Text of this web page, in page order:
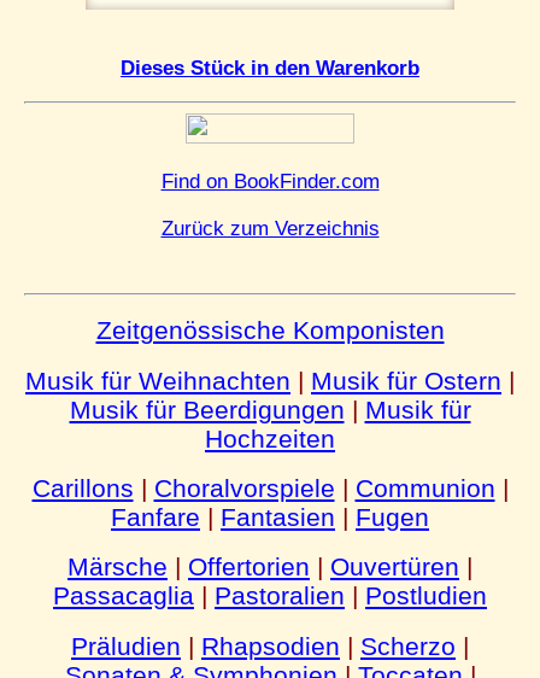
Dieses Stück in den Warenkorb
Find on BookFinder.com
Zurück zum Verzeichnis
Zeitgenössische Komponisten
Musik für Weihnachten | Musik für Ostern |
Musik für Beerdigungen | Musik für
Hochzeiten
Carillons | Choralvorspiele | Communion |
Fanfare | Fantasien | Fugen
Märsche | Offertorien | Ouvertüren |
Passacaglia | Pastoralien | Postludien
Präludien | Rhapsodien | Scherzo |